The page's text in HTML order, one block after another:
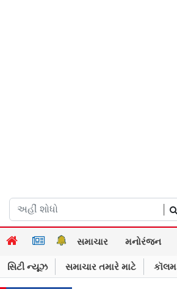
સમાચાર મનોરંજન
સિટી ન્યૂઝ સમાચાર તમારે માટે કૉલમ